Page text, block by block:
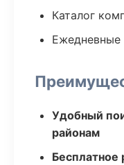
Каталог
Ежедневные
Удобный
районам